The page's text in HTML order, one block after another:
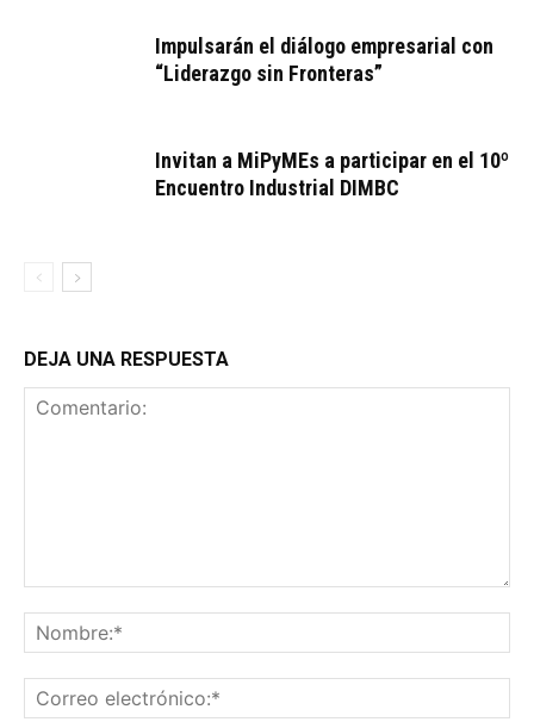
Impulsarán el diálogo empresarial con
“Liderazgo sin Fronteras”
Invitan a MiPyMEs a participar en el 10º
Encuentro Industrial DIMBC
DEJA UNA RESPUESTA